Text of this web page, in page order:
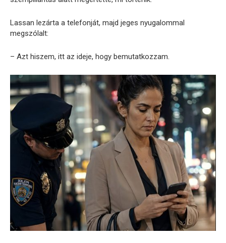
Lassan lezárta a telefonját, majd jeges nyugalommal
megszólalt:
– Azt hiszem, itt az ideje, hogy bemutatkozzam.